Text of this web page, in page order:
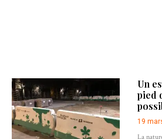
Un
pied
19
La